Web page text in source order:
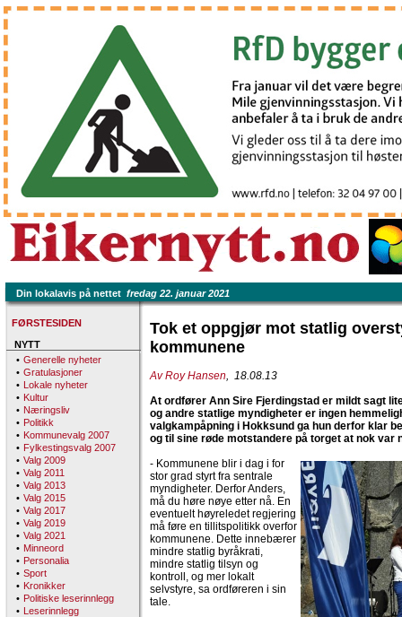
Din lokalavis på nettet fredag 22. januar 2021
FØRSTESIDEN
NYTT
• Generelle nyheter
• Gratulasjoner
• Lokale nyheter
• Kultur
• Næringsliv
• Politikk
• Kommunevalg 2007
• Fylkestingsvalg 2007
• Valg 2009
• Valg 2011
• Valg 2013
• Valg 2015
• Valg 2017
• Valg 2019
• Valg 2021
• Minneord
• Personalia
• Sport
• Kronikker
• Politiske leserinnlegg
• Leserinnlegg
Tok et oppgjør mot statlig
kommunene
Av Roy Hansen, 18.08.13
At ordfører Ann Sire Fjerdingstad er mildt sagt
og andre statlige myndigheter er ingen
valgkampåpning i Hokksund ga hun derfor klar
og til sine røde motstandere på torget at nok var
- Kommunene blir i dag i for
stor grad styrt fra sentrale
myndigheter. Derfor Anders,
må du høre nøye etter nå. En
eventuelt høyreledet regjering
må føre en tillitspolitikk overfor
kommunene. Dette innebærer
mindre statlig byråkrati,
mindre statlig tilsyn og
kontroll, og mer lokalt
selvstyre, sa ordføreren i sin
tale.